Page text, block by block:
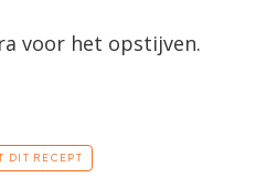
voor het opstijven.
DIT RECEPT